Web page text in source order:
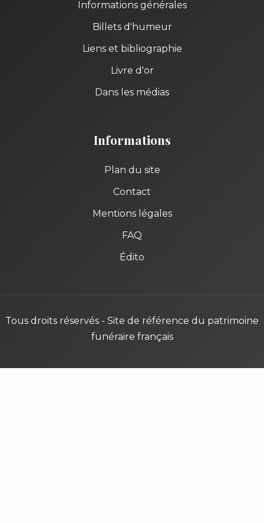
Informations générales
Billets d'humeur
Liens et bibliographie
Livre d'or
Dans les médias
Informations
Plan du site
Contact
Mentions légales
FAQ
Édito
Tous droits réservés - Site de référence du patrimoine
funéraire français